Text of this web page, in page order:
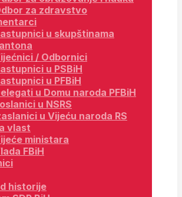
za zdravstvo
u skupštinama
/ Odbornici
u PSBiH
u PFBiH
u Domu naroda PFBiH
u NSRS
u Vijeću naroda RS
vlast
ministara
FBiH
historije